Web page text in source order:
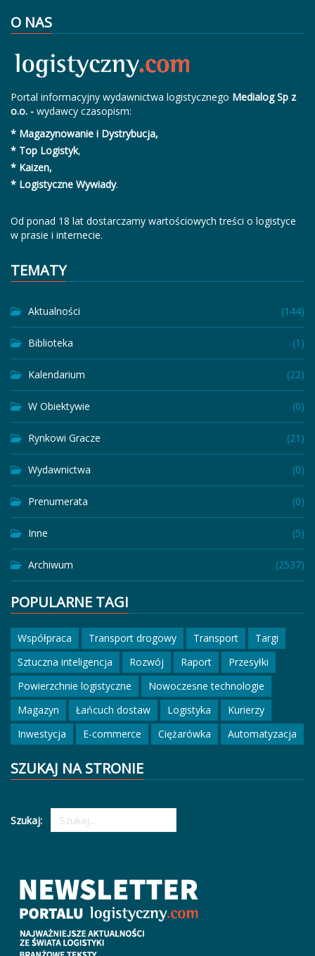
O NAS
Portal informacyjny wydawnictwa logistycznego Medialog Sp z
o.o. - wydawcy czasopism:
* Magazynowanie i Dystrybucja,
* Top Logistyk,
* Kaizen,
* Logistyczne Wywiady.
Od ponad 18 lat dostarczamy wartościowych treści o logistyce
w prasie i internecie.
TEMATY
Aktualności (144)
Biblioteka (1)
Kalendarium (22)
W Obiektywie (0)
Rynkowi Gracze (21)
Wydawnictwa (0)
Prenumerata (0)
Inne (5)
Archiwum (2537)
POPULARNE TAGI
Współpraca Transport drogowy Transport
Targi
Sztuczna inteligencja
Rozwój Raport
Przesyłki
Powierzchnie logistyczne
Nowoczesne technologie
Magazyn
Łańcuch dostaw Logistyka
Kurierzy
Inwestycja
E-commerce Ciężarówka Automatyzacja
SZUKAJ NA STRONIE
Szukaj: